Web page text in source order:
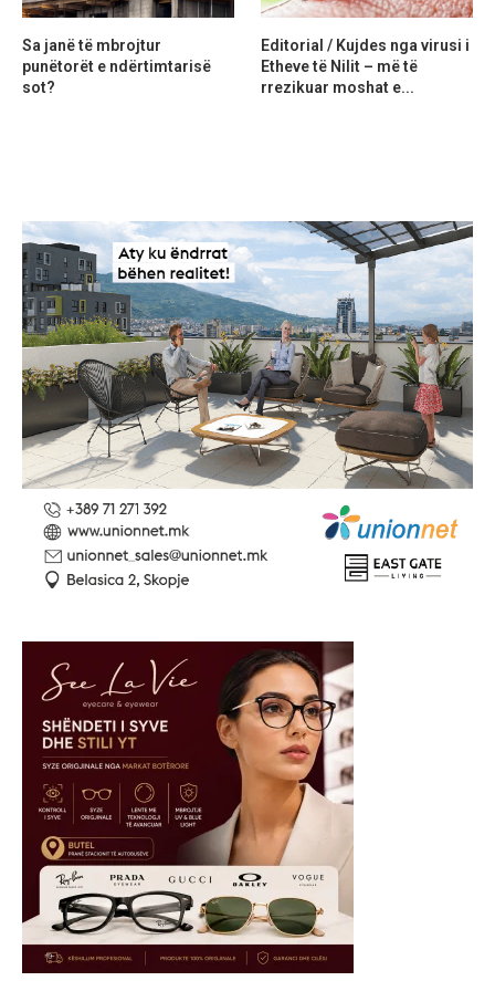
Sa janë të mbrojtur
punëtorët e ndërtimtarisë
sot?
Editorial / Kujdes nga virusi i
Etheve të Nilit – më të
rrezikuar moshat e...